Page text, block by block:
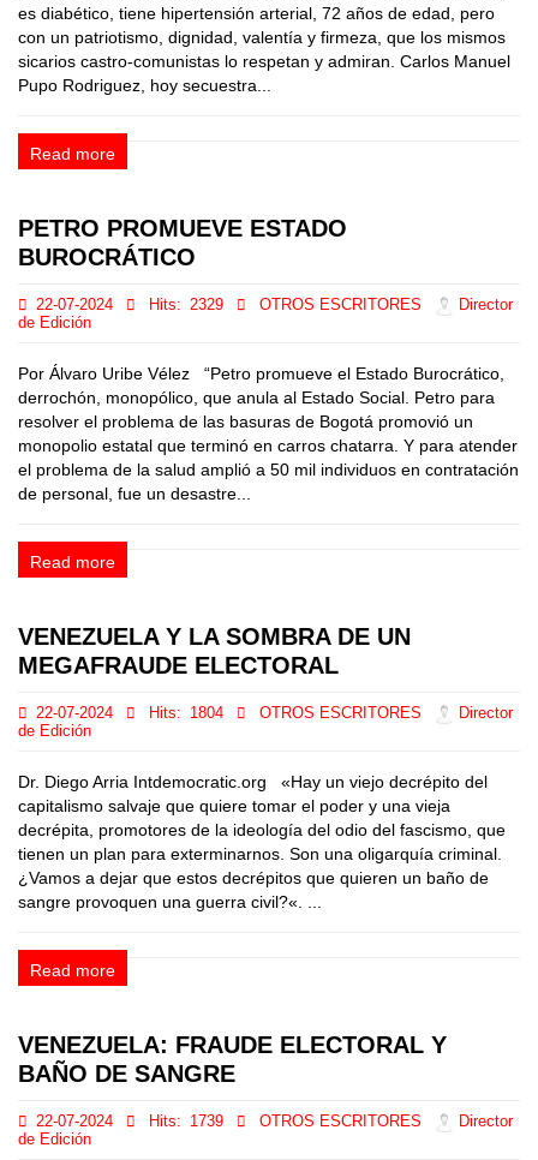
es diabético, tiene hipertensión arterial, 72 años de edad, pero
con un patriotismo, dignidad, valentía y firmeza, que los mismos
sicarios castro-comunistas lo respetan y admiran. Carlos Manuel
Pupo Rodriguez, hoy secuestra...
Read more
PETRO PROMUEVE ESTADO
BUROCRÁTICO
22-07-2024 Hits: 2329 OTROS ESCRITORES
Director
de Edición
Por Álvaro Uribe Vélez “Petro promueve el Estado Burocrático,
derrochón, monopólico, que anula al Estado Social. Petro para
resolver el problema de las basuras de Bogotá promovió un
monopolio estatal que terminó en carros chatarra. Y para atender
el problema de la salud amplió a 50 mil individuos en contratación
de personal, fue un desastre...
Read more
VENEZUELA Y LA SOMBRA DE UN
MEGAFRAUDE ELECTORAL
22-07-2024 Hits: 1804 OTROS ESCRITORES
Director
de Edición
Dr. Diego Arria Intdemocratic.org «Hay un viejo decrépito del
capitalismo salvaje que quiere tomar el poder y una vieja
decrépita, promotores de la ideología del odio del fascismo, que
tienen un plan para exterminarnos. Son una oligarquía criminal.
¿Vamos a dejar que estos decrépitos que quieren un baño de
sangre provoquen una guerra civil?«. ...
Read more
VENEZUELA: FRAUDE ELECTORAL Y
BAÑO DE SANGRE
22-07-2024 Hits: 1739 OTROS ESCRITORES
Director
de Edición